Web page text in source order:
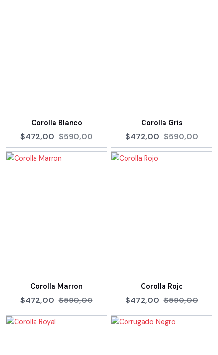
Corolla Blanco
$472,00 $590,00
Corolla Gris
$472,00 $590,00
Corolla Marron
$472,00 $590,00
Corolla Rojo
$472,00 $590,00